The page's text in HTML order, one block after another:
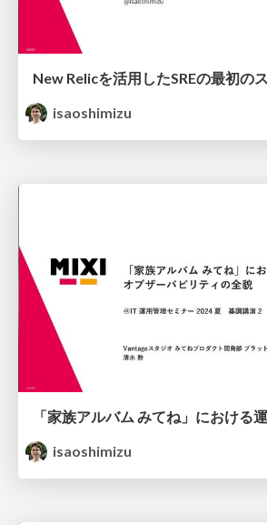
isaoshimizu
isaoshimizu